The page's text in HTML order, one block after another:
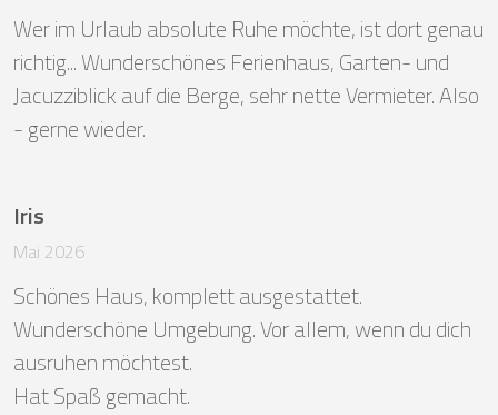
Wer im Urlaub absolute Ruhe möchte, ist dort genau
richtig... Wunderschönes Ferienhaus, Garten- und
Jacuzziblick auf die Berge, sehr nette Vermieter. Also
- gerne wieder.
Iris
Mai 2026
Schönes Haus, komplett ausgestattet.
Wunderschöne Umgebung. Vor allem, wenn du dich
ausruhen möchtest.
Hat Spaß gemacht.